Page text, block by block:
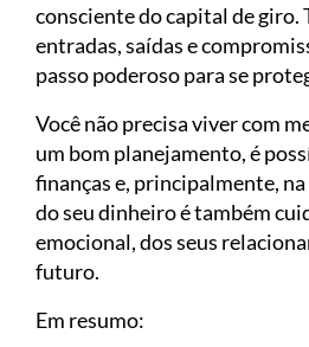
consciente do capital de giro.
entradas, saídas e
passo poderoso para se
Você não precisa viver com
um bom planejamento, é
finanças e, principalmente,
do seu dinheiro é também
emocional, dos seus
futuro.
Em resumo: